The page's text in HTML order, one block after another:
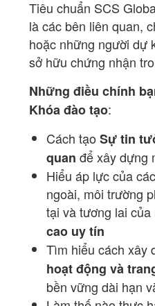
Tiêu chuẩn SCS
là các bên liên quan,
hoặc những người dự
sở hữu chứng nhận
Những điều chính
Khóa đào tạo:
Cách tạo Sự tin
quan để xây dựng
Hiểu áp lực của
ngoài, môi trường
tại và tương lai
cao uy tín
Tìm hiểu cách xây
hoạt động và
bền vững dài hạn